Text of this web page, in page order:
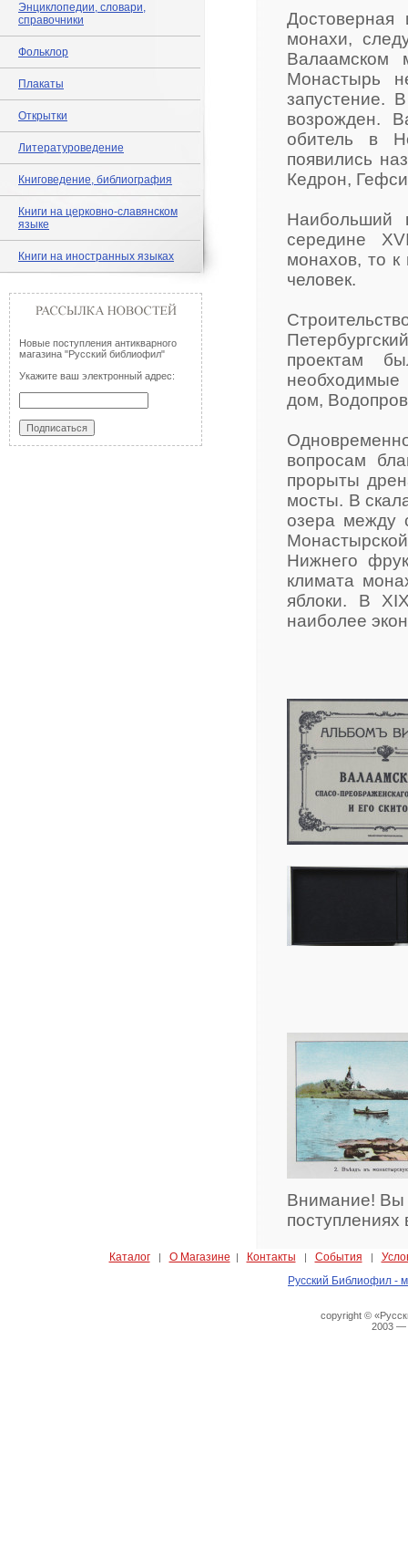
Энциклопедии, словари,
справочники
Фольклор
Плакаты
Открытки
Литературоведение
Книговедение, библиография
Книги на церковно-славянском
языке
Книги на иностранных языках
Новые поступления антикварного
магазина "Русский библиофил"
Укажите ваш электронный адрес:
Достоверная
монахи,
Валаамском
Монастырь
запустение.
возрожден.
обитель в
появились
Кедрон,
Наибольший
середине
монахов, то
человек.
проектам
необходимые
дом,
вопросам
прорыты
мосты. В
озера между
Нижнего
климата
яблоки. В
наиболее
Внимание! Вы
Каталог| О Магазине | Контакты | События |
Русский Библиофил -
copyright ©
2003 —